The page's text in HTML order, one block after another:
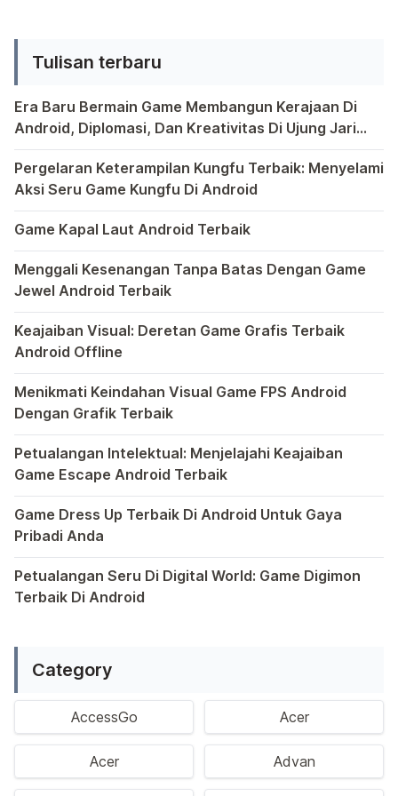
Pentingnya memiliki rencana darurat
dianggap enteng. Dalam dunia yang
[…]
Tulisan terbaru
Era Baru Bermain Game Membangun Kerajaan Di
Android, Diplomasi, Dan Kreativitas Di Ujung Jari
Anda
Bermain game di platform Android telah menjadi bagian
Pergelaran Keterampilan Kungfu Terbaik: Menyelami
Aksi Seru Game Kungfu Di Android
Dunia game selalu menawarkan pengalaman yang
Game Kapal Laut Android Terbaik
Di dunia game Android yang kaya dengan berbagai jenis
Menggali Kesenangan Tanpa Batas Dengan Game
Jewel Android Terbaik
Dalam hiruk-pikuk dunia game Android, ada satu genre
Keajaiban Visual: Deretan Game Grafis Terbaik
Android Offline
Ponsel pintar telah mengubah cara kita bermain game,
Menikmati Keindahan Visual Game FPS Android
Dengan Grafik Terbaik
Semakin berkembangnya teknologi di era digital saat ini,
Petualangan Intelektual: Menjelajahi Keajaiban
Game Escape Android Terbaik
Dalam dunia game Android, genre escape telah mencuri
Game Dress Up Terbaik Di Android Untuk Gaya
Pribadi Anda
Saat ini, platform Android telah menjadi wadah kreativitas
Petualangan Seru Di Digital World: Game Digimon
Terbaik Di Android
Category
AccessGo Acer
Acer Advan